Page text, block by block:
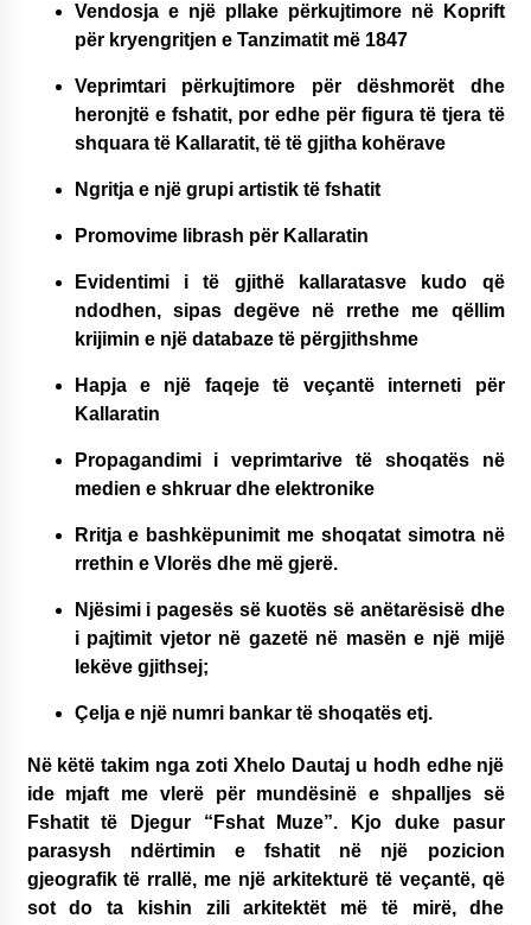
Vendosja e një pllake përkujtimore në Koprift
për kryengritjen e Tanzimatit më 1847
Veprimtari përkujtimore për dëshmorët dhe
heronjtë e fshatit, por edhe për figura të tjera të
shquara të Kallaratit, të të gjitha kohërave
Ngritja e një grupi artistik të fshatit
Promovime librash për Kallaratin
Evidentimi i të gjithë kallaratasve kudo që
ndodhen, sipas degëve në rrethe me qëllim
krijimin e një databaze të përgjithshme
Hapja e një faqeje të veçantë interneti për
Kallaratin
Propagandimi i veprimtarive të shoqatës në
medien e shkruar dhe elektronike
Rritja e bashkëpunimit me shoqatat simotra në
rrethin e Vlorës dhe më gjerë.
Njësimi i pagesës së kuotës së anëtarësisë dhe
i pajtimit vjetor në gazetë në masën e një mijë
lekëve gjithsej;
Çelja e një numri bankar të shoqatës etj.
Në këtë takim nga zoti Xhelo Dautaj u hodh edhe një
ide mjaft me vlerë për mundësinë e shpalljes së
Fshatit të Djegur “Fshat Muze”. Kjo duke pasur
parasysh ndërtimin e fshatit në një pozicion
gjeografik të rrallë, me një arkitekturë të veçantë, që
sot do ta kishin zili arkitektët më të mirë, dhe